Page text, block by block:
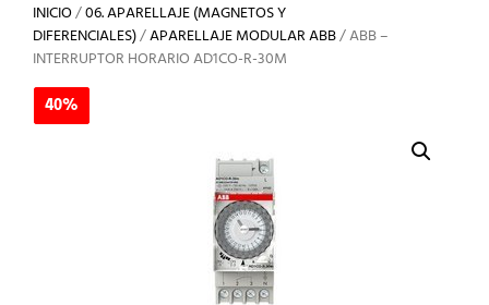
INICIO/06. APARELLAJE (MAGNETOS Y
DIFERENCIALES)/APARELLAJE MODULAR ABB/ ABB –
INTERRUPTOR HORARIO AD1CO-R-30M
40%
40%